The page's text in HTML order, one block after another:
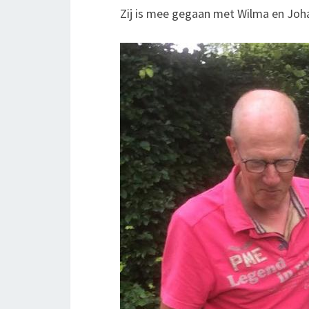
Zij is mee gegaan met Wilma en